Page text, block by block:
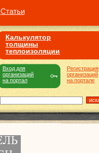
Статьи
Калькулятор
толщины
теплоизоляции
Регистрация
организаций
на портале
Вход для
организаций
на портал